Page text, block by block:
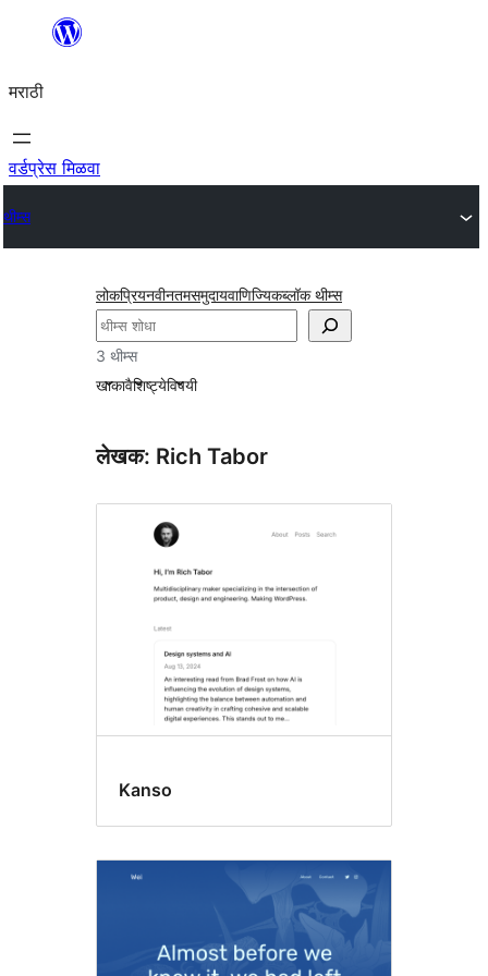
सामुग्रीवर
मराठी
वर्डप्रेस मिळवा
थीम्स
लोकप्रियनवीनतमसमुदायवाणिज्यिकब्लॉक थीम्स
शोधा
3 थीम्स
खाकावैशिष्ट्येविषयी
लेखक: Rich Tabor
Kanso